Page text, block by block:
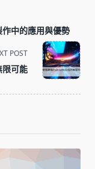
中的應用與優勢
POST
可能